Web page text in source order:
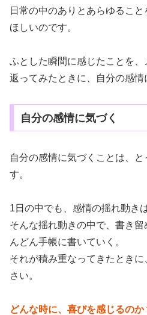
日常の中のありとあらゆるこ
ほしいのです。
ふとした瞬間に感じたことを、
返ってみたときに、自分の感情
自分の感情に気づく
自分の感情に気づくことは、
す。
1日の中でも、感情の揺れ動き
そんな揺れ動きの中で、書き
んどん手帳に書いていく。
それが積み重なってきたとき
さい。
どんな時に、喜びを感じるのか